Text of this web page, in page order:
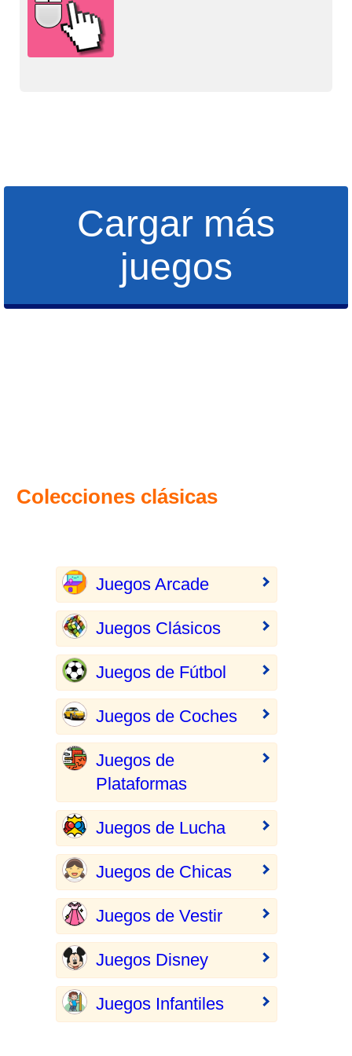
Cargar más
juegos
Colecciones clásicas
Juegos Arcade
Juegos Clásicos
Juegos de Fútbol
Juegos de Coches
Juegos de
Plataformas
Juegos de Lucha
Juegos de Chicas
Juegos de Vestir
Juegos Disney
Juegos Infantiles